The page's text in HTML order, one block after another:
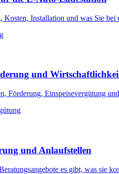
Installation und was Sie
und
Förderung, Einspeisevergütung
und Anlaufstellen
es gibt, was sie